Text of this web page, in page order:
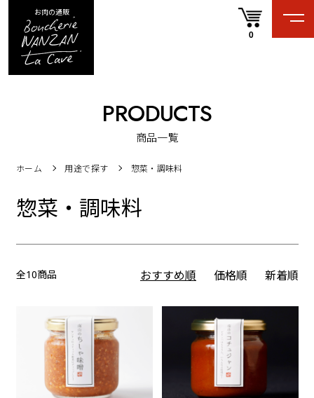
お肉の通販
0
PRODUCTS
商品一覧
ホーム 用途で探す 惣菜・調味料
惣菜・調味料
全10商品 おすすめ順 価格順 新着順